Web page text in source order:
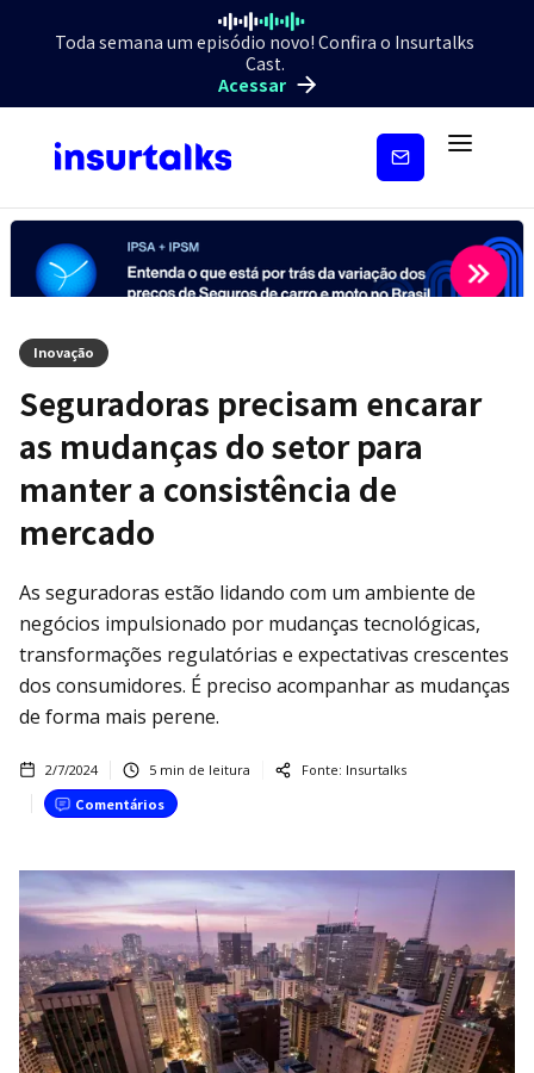
Toda semana um episódio novo! Confira o Insurtalks
Cast.
Acessar
Inscreva-
Inovação
Seguradoras precisam encarar
as mudanças do setor para
manter a consistência de
mercado
As seguradoras estão lidando com um ambiente de
negócios impulsionado por mudanças tecnológicas,
transformações regulatórias e expectativas crescentes
dos consumidores. É preciso acompanhar as mudanças
de forma mais perene.
2/7/2024 5 min de leitura Fonte: Insurtalks
Comentários